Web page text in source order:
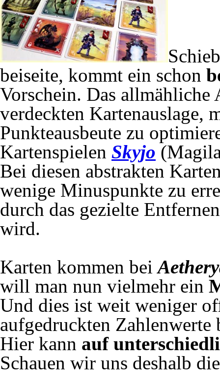
beiseite, kommt ein schon
Vorschein. Das allmähliche
verdeckten Kartenauslage,
Punkteausbeute zu
Kartenspielen Skyjo
Bei diesen abstrakten
wenige Minuspunkte zu
durch das gezielte
wird.
Karten kommen bei
will man nun vielmehr ein
Und dies ist weit weniger
aufgedruckten Zahlenwerte
Hier kann auf
Schauen wir uns deshalb